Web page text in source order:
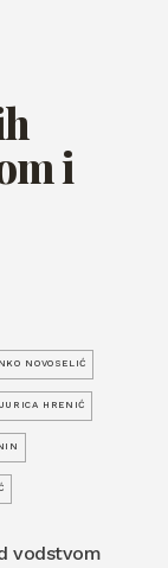
i
NOVOSELIĆ
JURICA HRENIĆ
vodstvom